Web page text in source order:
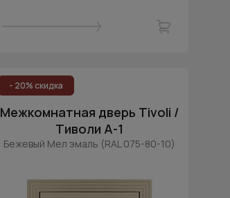
- 20% скидка
Межкомнатная дверь Tivoli /
Тиволи А-1
Бежевый Мел эмаль (RAL 075-80-10)